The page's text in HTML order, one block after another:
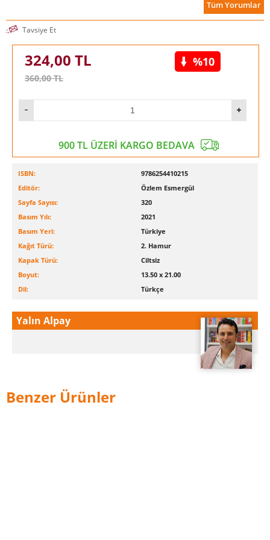
Tüm Yorumlar
Tavsiye Et
324,00 TL
360,00TL
%10
900 TL ÜZERİ KARGO BEDAVA
ISBN:
9786254410215
Editör:
Özlem Esmergül
Sayfa Sayısı:
320
Basım Yılı:
2021
Basım Yeri:
Türkiye
Kağıt Türü:
2. Hamur
Kapak Türü:
Ciltsiz
Boyut:
13.50 x 21.00
Dil:
Türkçe
Yalın Alpay
Benzer Ürünler